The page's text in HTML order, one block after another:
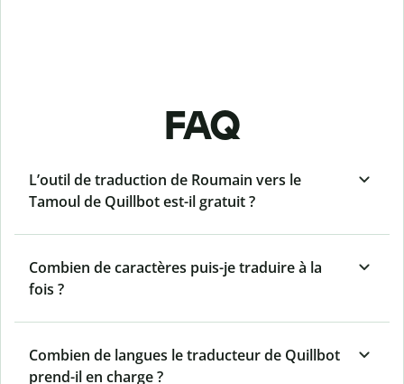
FAQ
L’outil de traduction de Roumain vers le
Tamoul de Quillbot est-il gratuit ?
Combien de caractères puis-je traduire à la
fois ?
Combien de langues le traducteur de Quillbot
prend-il en charge ?